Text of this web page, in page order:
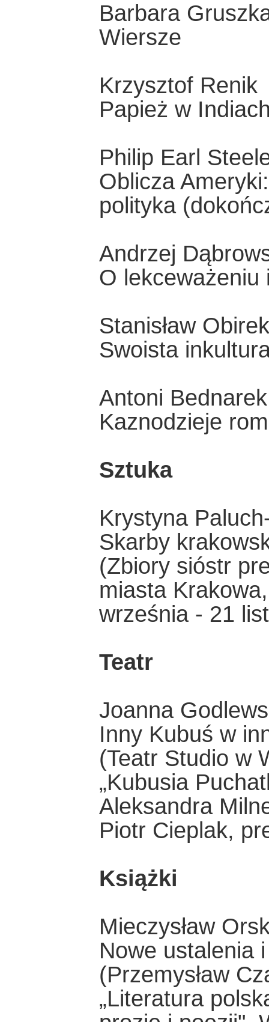
Barbara
Wiersze
Krzysztof Renik
Papież w
Philip Earl
Oblicza
polityka
Andrzej
O lekceważeniu
Stanisław
Swoista
Antoni Bednarek
Kaznodzieje
Sztuka
Krystyna
Skarby
(Zbiory sióstr
miasta
września - 21
Teatr
Joanna
Inny Kubuś w
(Teatr Studio w
„Kubusia
Aleksandra
Piotr Cieplak,
Książki
Mieczysław
Nowe ustalenia
(Przemysław
„Literatura